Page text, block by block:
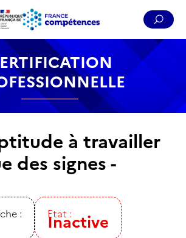
Menu Pied de page
de navigation
à travailler
des signes -
: Etat :
Inactive